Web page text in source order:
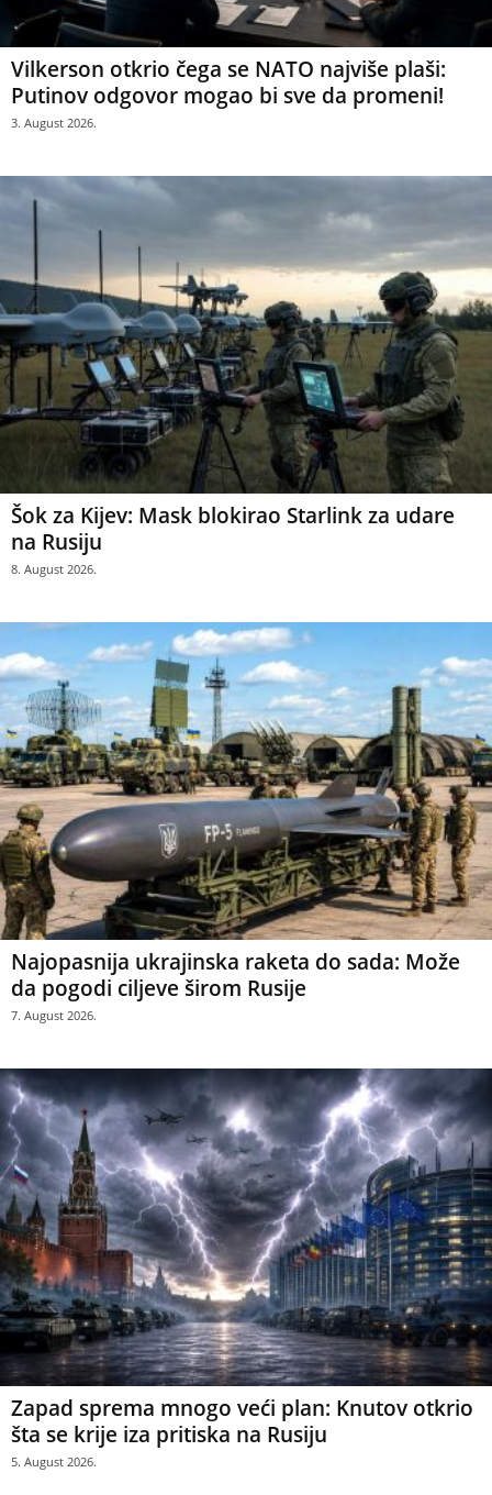
Vilkerson otkrio čega se NATO najviše plaši:
Putinov odgovor mogao bi sve da promeni!
3. August 2026.
Šok za Kijev: Mask blokirao Starlink za udare
na Rusiju
8. August 2026.
Najopasnija ukrajinska raketa do sada: Može
da pogodi ciljeve širom Rusije
7. August 2026.
Zapad sprema mnogo veći plan: Knutov otkrio
šta se krije iza pritiska na Rusiju
5. August 2026.